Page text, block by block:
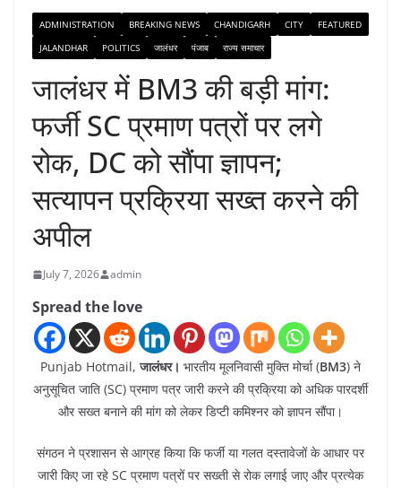
ADMINISTRATION BREAKING NEWS CHANDIGARH CITY
FEATURED
JALANDHAR
POLITICS जालंधर पंजाब राज्य समाचार
जालंधर में BM3 की बड़ी मांग:
फर्जी SC प्रमाण पत्रों पर लगे
रोक, DC को सौंपा ज्ञापन;
सत्यापन प्रक्रिया सख्त करने की
अपील
July 7, 2026 admin
Spread the love
Punjab Hotmail,जालंधर। भारतीय मूलनिवासी मुक्ति मोर्चा (BM3) ने
अनुसूचित जाति (SC) प्रमाण पत्र जारी करने की प्रक्रिया को अधिक पारदर्शी
और सख्त बनाने की मांग को लेकर डिप्टी कमिश्नर को ज्ञापन सौंपा।
संगठन ने प्रशासन से आग्रह किया कि फर्जी या गलत दस्तावेजों के आधार पर
जारी किए जा रहे SC प्रमाण पत्रों पर सख्ती से रोक लगाई जाए और प्रत्येक